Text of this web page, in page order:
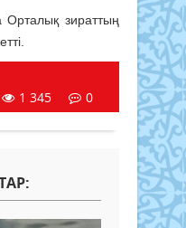
зираттың
1 345 0